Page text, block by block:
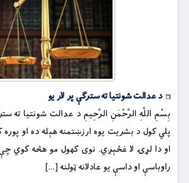
د عدالت شونتیا ته سترگې پر لار یو
بِسْمِ اللَّهِ الرَّحْمَنِ الرَّحِيمِ د عدالت شونتیا ته
پلي کول د بشریت یوه ارزښتمنه هېله ده او
او دا لړۍ لا غځېږي. نوی کهول مو هڅه کوي
راوباسې او داسې یو عادلانه ټولنه […]